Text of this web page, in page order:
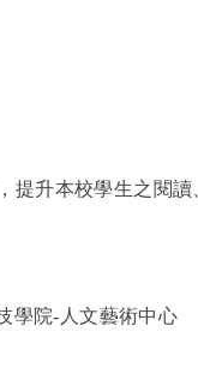
提升本校學生之閱讀
學院-人文藝術中心